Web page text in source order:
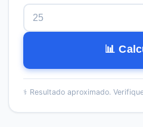
📊
⚕️ Resultado aproximado.